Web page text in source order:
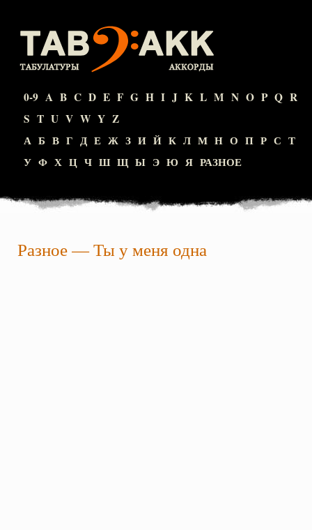
0-9 A B C D E F G H I J K L M N O P Q R
S T U V W Y Z
А Б В Г Д Е Ж З И Й К Л М Н О П Р С Т
У Ф Х Ц Ч Ш Щ Ы Э Ю Я РАЗНОЕ
Разное—Ты у меня одна